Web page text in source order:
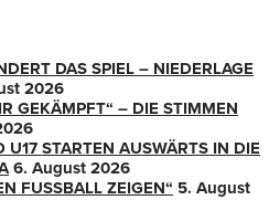
DAS SPIEL – NIEDERLAGE
2026
GEKÄMPFT“ – DIE STIMMEN
U17 STARTEN AUSWÄRTS IN DIE
6. August 2026
FUSSBALL ZEIGEN“
5. August